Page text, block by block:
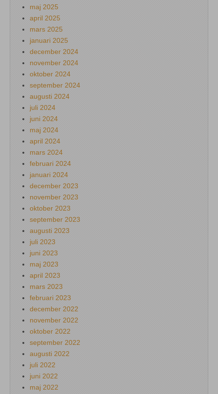
maj 2025
april 2025
mars 2025
januari 2025
december 2024
november 2024
oktober 2024
september 2024
augusti 2024
juli 2024
juni 2024
maj 2024
april 2024
mars 2024
februari 2024
januari 2024
december 2023
november 2023
oktober 2023
september 2023
augusti 2023
juli 2023
juni 2023
maj 2023
april 2023
mars 2023
februari 2023
december 2022
november 2022
oktober 2022
september 2022
augusti 2022
juli 2022
juni 2022
maj 2022